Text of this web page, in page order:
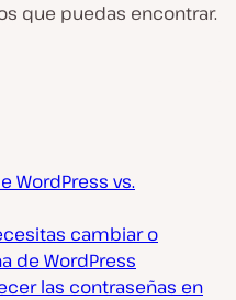
que puedas encontrar.
WordPress vs.
cambiar o
de WordPress
las contraseñas en